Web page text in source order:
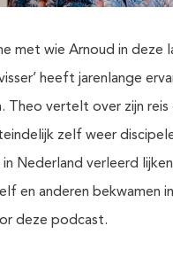
met wie Arnoud in deze
heeft jarenlange
Theo vertelt over zijn reis
zelf weer
in Nederland verleerd
en anderen bekwamen
deze podcast.